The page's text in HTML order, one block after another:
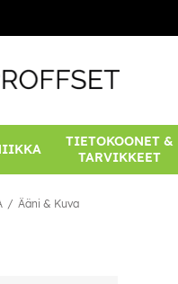
TIETOKOONET &
TARVIKKEET
Ääni & Kuva